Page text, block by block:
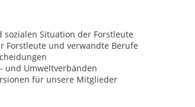
Situation der Forstleute
Forstleute und verwandte Berufe
und Umweltverbänden
für unsere Mitglieder